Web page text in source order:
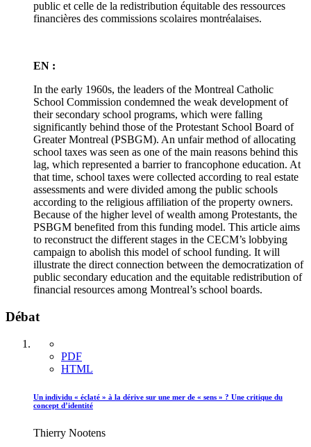
public et celle de la redistribution équitable des ressources
financières des commissions scolaires montréalaises.
EN :
In the early 1960s, the leaders of the Montreal Catholic
School Commission condemned the weak development of
their secondary school programs, which were falling
significantly behind those of the Protestant School Board of
Greater Montreal (PSBGM). An unfair method of allocating
school taxes was seen as one of the main reasons behind this
lag, which represented a barrier to francophone education. At
that time, school taxes were collected according to real estate
assessments and were divided among the public schools
according to the religious affiliation of the property owners.
Because of the higher level of wealth among Protestants, the
PSBGM benefited from this funding model. This article aims
to reconstruct the different stages in the CECM’s lobbying
campaign to abolish this model of school funding. It will
illustrate the direct connection between the democratization of
public secondary education and the equitable redistribution of
financial resources among Montreal’s school boards.
Débat
PDF
HTML
Un individu « éclaté » à la dérive sur une mer de « sens » ? Une critique du
concept d’identité
Thierry Nootens